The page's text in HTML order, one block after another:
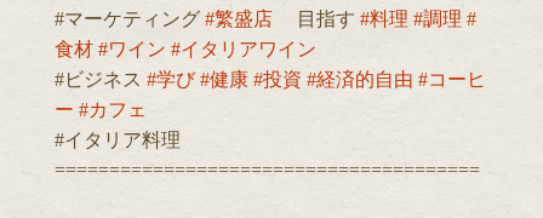
#マーケティング #繁盛店 目指す #料理 #調理 #
食材 #ワイン #イタリアワイン
#ビジネス #学び #健康 #投資 #経済的自由 #コーヒ
ー #カフェ
#イタリア料理
=======================================